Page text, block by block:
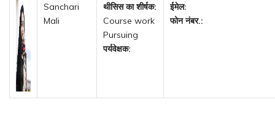
Sanchari
Mali
थीसिस का शीर्षक:
Course work
Pursuing
पर्यवेक्षक:
ईमेल:
फोन नंबर.: